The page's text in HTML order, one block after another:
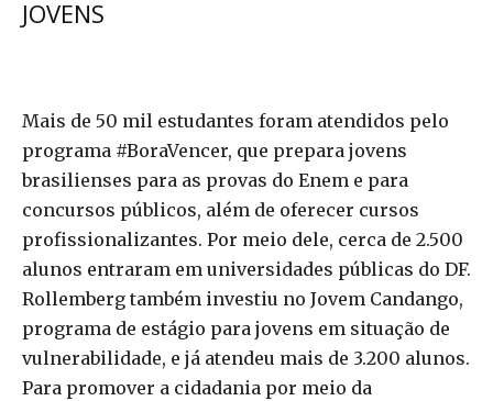
JOVENS
Mais de 50 mil estudantes foram atendidos pelo
programa #BoraVencer, que prepara jovens
brasilienses para as provas do Enem e para
concursos públicos, além de oferecer cursos
profissionalizantes. Por meio dele, cerca de 2.500
alunos entraram em universidades públicas do DF.
Rollemberg também investiu no Jovem Candango,
programa de estágio para jovens em situação de
vulnerabilidade, e já atendeu mais de 3.200 alunos.
Para promover a cidadania por meio da